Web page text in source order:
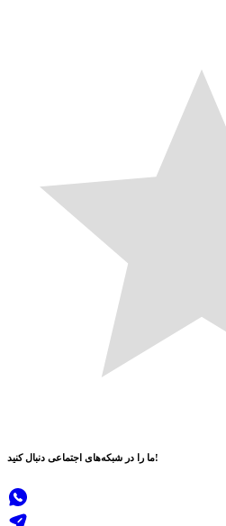
ما را در شبکه‌های اجتماعی دنبال کنید!